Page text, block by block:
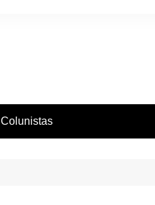
Colunistas